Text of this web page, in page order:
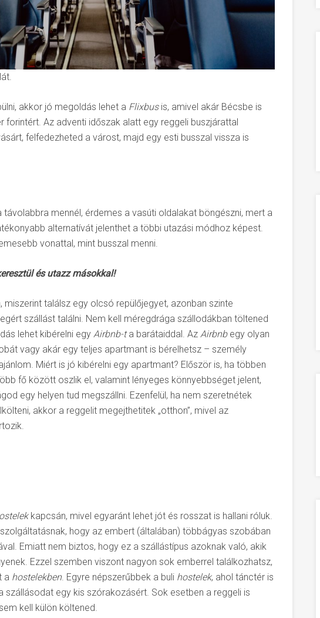
akkor jó megoldás lehet a Flixbusis, amivel akár Bécsbe is
forintért. Az adventi időszak alatt egy reggeli buszjárattal
felfedezheted a várost, majd egy esti busszal vissza is
távolabbra mennél, érdemes a vasúti oldalakat böngészni, mert a
alternatívát jelenthet a többi utazási módhoz képest.
vonattal, mint busszal menni.
és utazz másokkal!
miszerint találsz egy olcsó repülőjegyet, azonban szinte
szállást találni. Nem kell méregdrága szállodákban töltened
lehet kibérelni egy Airbnb-ta barátaiddal. Az Airbnbegy olyan
vagy akár egy teljes apartmant is bérelhetsz – személy
Miért is jó kibérelni egy apartmant? Először is, ha többen
fő között oszlik el, valamint lényeges könnyebbséget jelent,
egy helyen tud megszállni. Ezenfelül, ha nem szeretnétek
akkor a reggelit megejthetitek „otthon”, mivel az
kapcsán, mivel egyaránt lehet jót és rosszat is hallani róluk.
hogy az embert (általában) többágyas szobában
Emiatt nem biztos, hogy ez a szállástípus azoknak való, akik
Ezzel szemben viszont nagyon sok emberrel találkozhatsz,
a hostelekben. Egyre népszerűbbek a buli hostelek, ahol tánctér is
szállásodat egy kis szórakozásért. Sok esetben a reggeli is
kell külön költened.